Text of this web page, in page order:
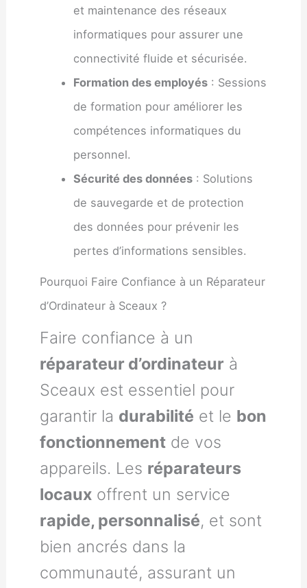
et maintenance des réseaux
informatiques pour assurer une
connectivité fluide et sécurisée.
Formation des employés : Sessions
de formation pour améliorer les
compétences informatiques du
personnel.
Sécurité des données : Solutions
de sauvegarde et de protection
des données pour prévenir les
pertes d’informations sensibles.
Pourquoi Faire Confiance à un Réparateur
d’Ordinateur à Sceaux ?
Faire confiance à un
réparateur d’ordinateur à
Sceaux est essentiel pour
garantir la durabilité et le bon
fonctionnement de vos
appareils. Les réparateurs
locaux offrent un service
rapide, personnalisé, et sont
bien ancrés dans la
communauté, assurant un